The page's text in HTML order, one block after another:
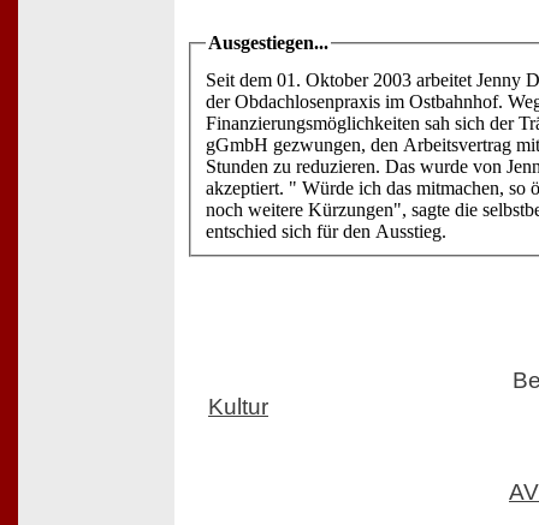
Ausgestiegen...
Seit dem 01. Oktober 2003 arbeitet Jenny
der Obdachlosenpraxis im Ostbahnhof.
Finanzierungsmöglichkeiten sah sich der
gGmbH gezwungen, den Arbeitsvertrag
Stunden zu reduzieren. Das wurde von
akzeptiert. " Würde ich das mitmachen, so
noch weitere Kürzungen", sagte die
entschied sich für den Ausstieg.
Kultur